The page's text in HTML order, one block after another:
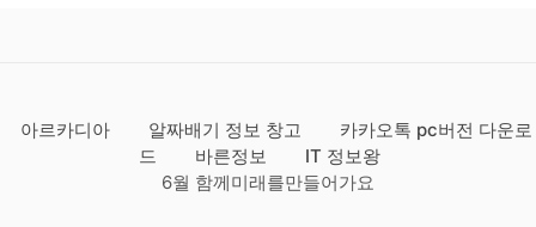
아르카디아 알짜배기 정보 창고
카카오톡 pc버전 다운로
드
바른정보
IT 정보왕
6월 함께미래를만들어가요